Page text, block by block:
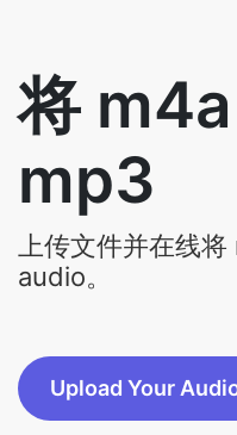
mp3
上传文件并在线
audio。
Upload Your Audio